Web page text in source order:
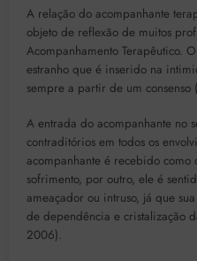
A relação do acompanhante
objeto de reflexão de muitos
Acompanhamento Terapêutico.
estranho que é inserido na
sempre a partir de um
A entrada do acompanhante no
contraditórios em todos os
acompanhante é recebido
sofrimento, por outro, ele é
ameaçador ou intruso, já que
de dependência e cristalização
2006).